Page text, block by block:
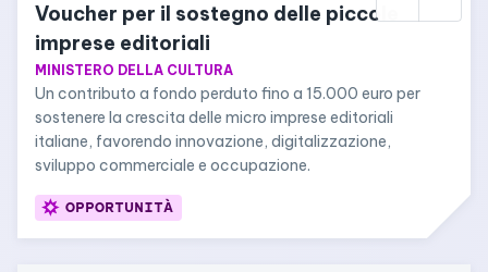
Voucher per il sostegno delle piccole
imprese editoriali
MINISTERO DELLA CULTURA
Un contributo a fondo perduto fino a 15.000 euro per
sostenere la crescita delle micro imprese editoriali
italiane, favorendo innovazione, digitalizzazione,
sviluppo commerciale e occupazione.
OPPORTUNITÀ